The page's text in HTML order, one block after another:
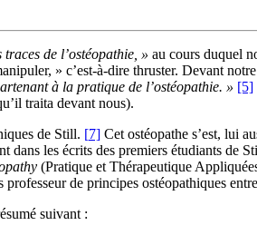
traces de l’ostéopathie, » au cours duquel
» c’est-à-dire thruster. Devant
à la pratique de l’ostéopathie. » [5]
traita devant nous).
de Still. [7] Cet ostéopathe s’est, lui
les écrits des premiers étudiants de
(Pratique et Thérapeutique
de principes ostéopathiques
suivant :